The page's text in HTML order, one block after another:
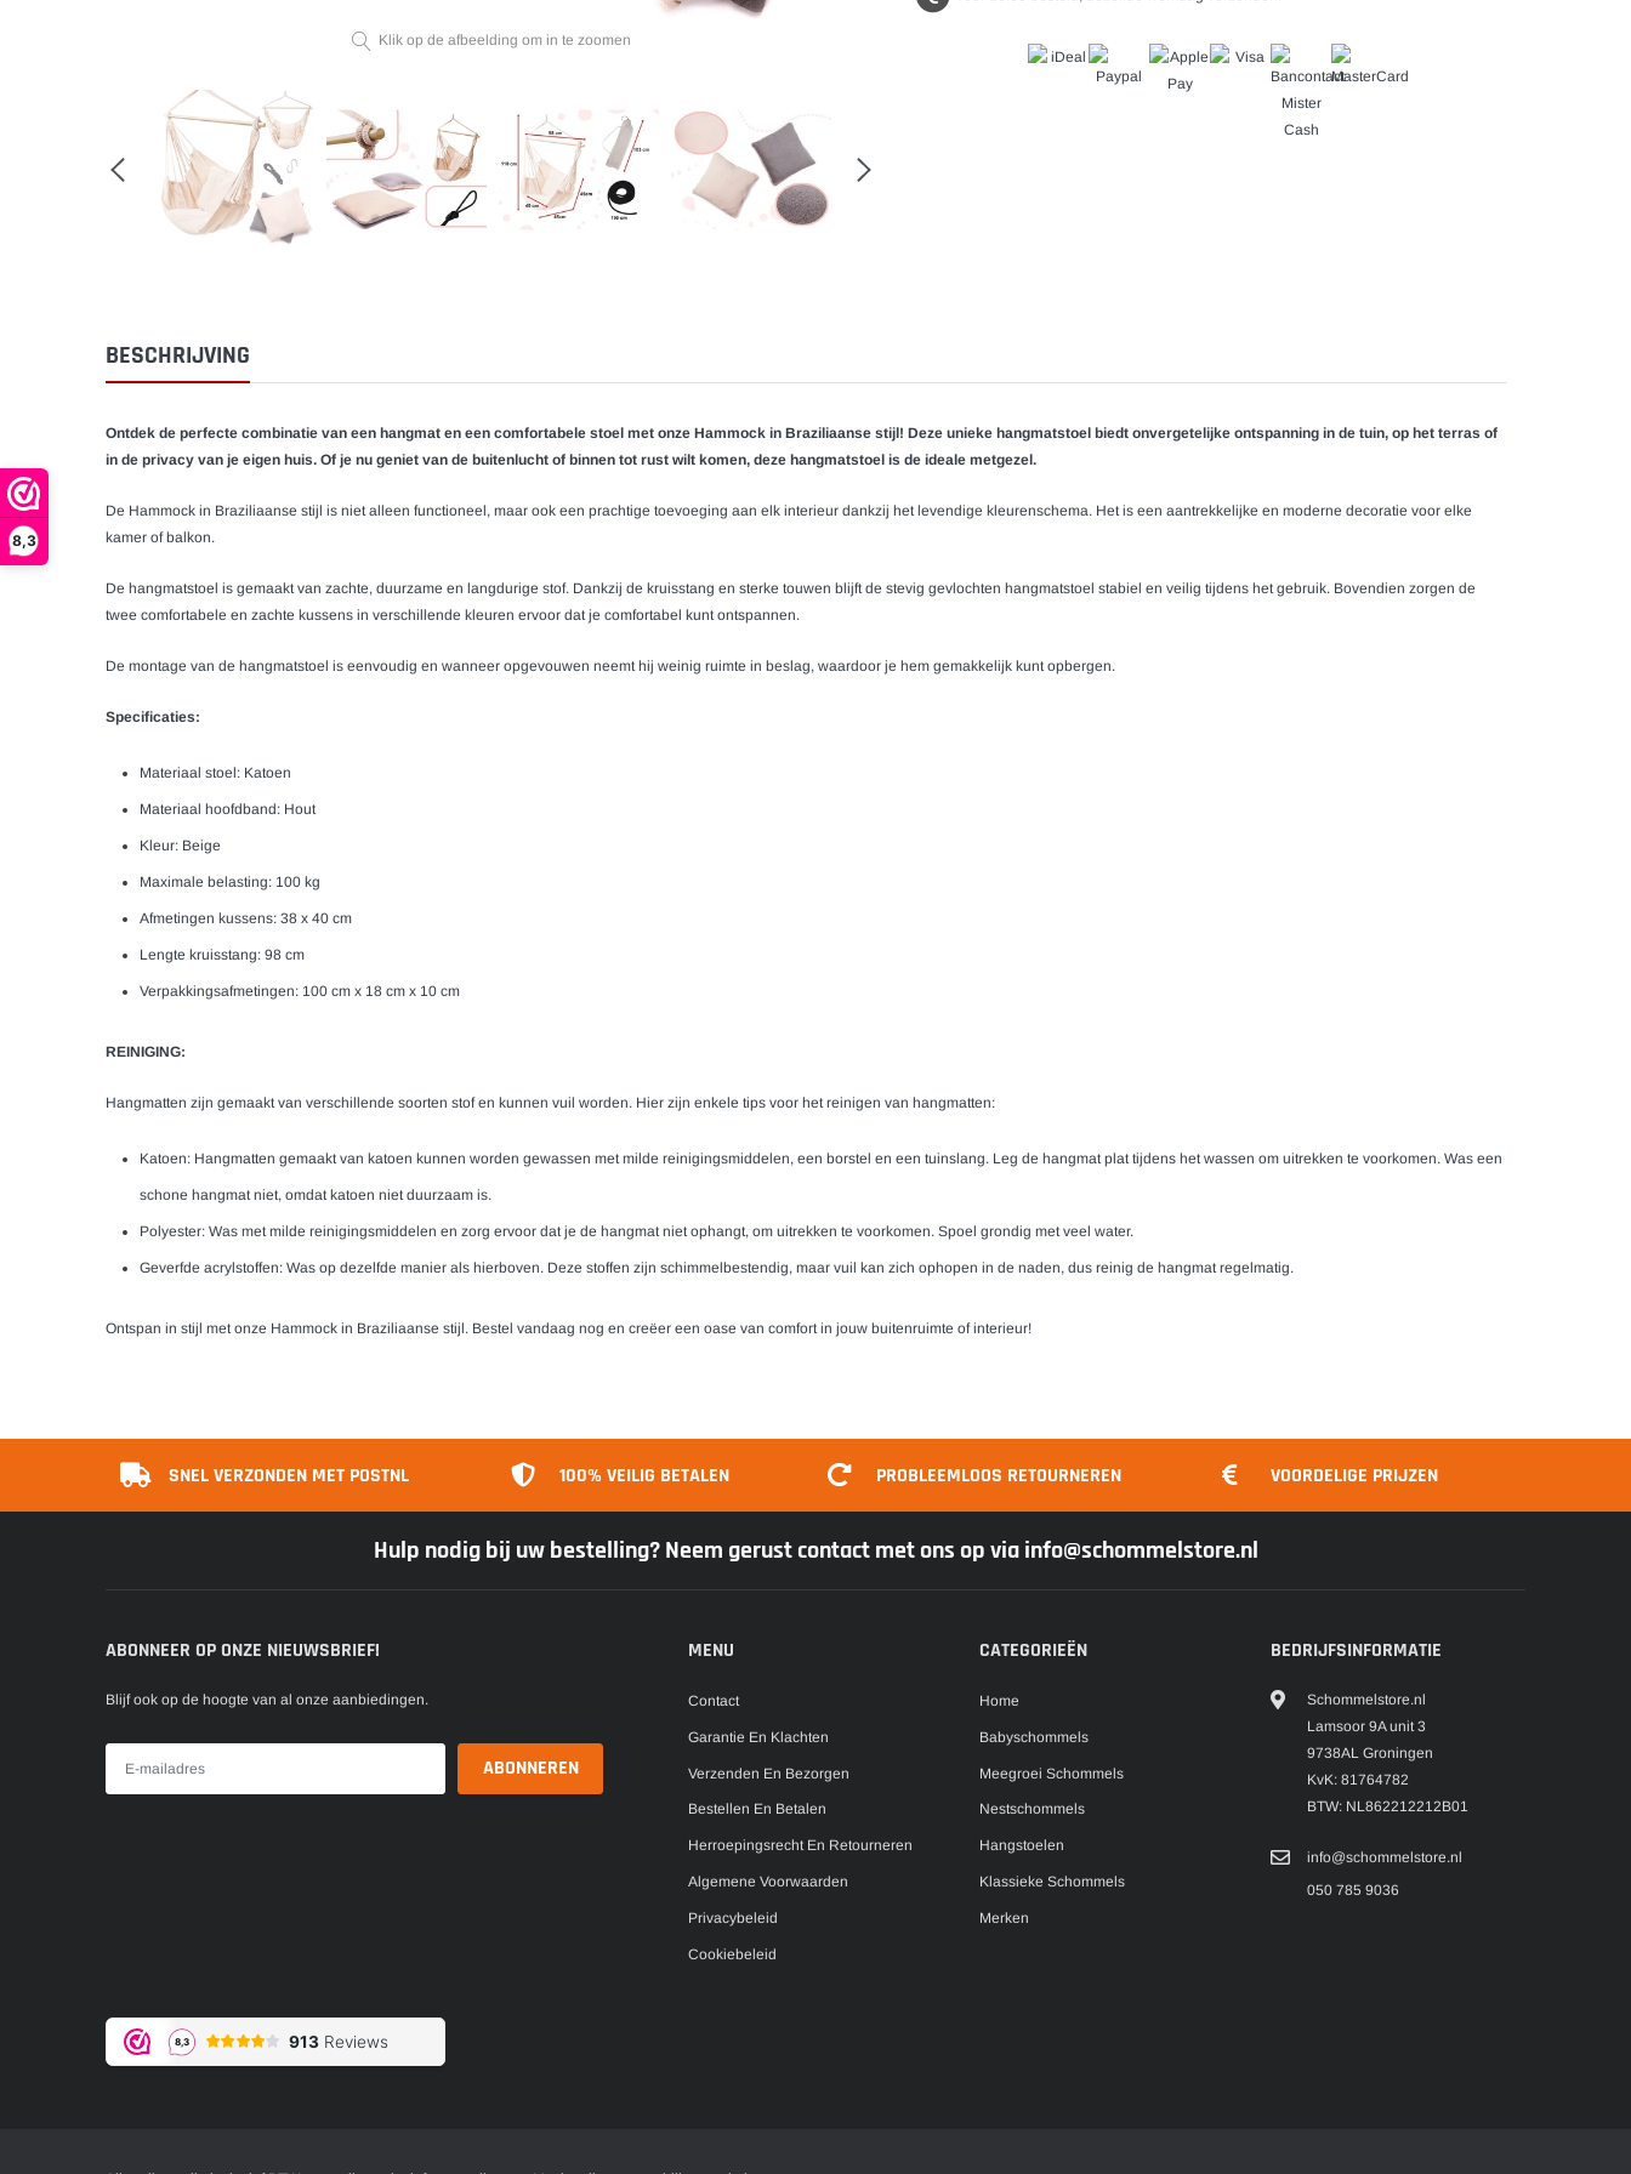
8,3
Klik op de afbeelding om in te zoomen
BESCHRIJVING
Ontdek de perfecte combinatie van een hangmat en een comfortabele stoel met onze Hammock in Braziliaanse stijl! Deze unieke hangmatstoel biedt onvergetelijke ontspanning in de tuin, op het terras of
in de privacy van je eigen huis. Of je nu geniet van de buitenlucht of binnen tot rust wilt komen, deze hangmatstoel is de ideale metgezel.
De Hammock in Braziliaanse stijl is niet alleen functioneel, maar ook een prachtige toevoeging aan elk interieur dankzij het levendige kleurenschema. Het is een aantrekkelijke en moderne decoratie voor elke
kamer of balkon.
De hangmatstoel is gemaakt van zachte, duurzame en langdurige stof. Dankzij de kruisstang en sterke touwen blijft de stevig gevlochten hangmatstoel stabiel en veilig tijdens het gebruik. Bovendien zorgen de
twee comfortabele en zachte kussens in verschillende kleuren ervoor dat je comfortabel kunt ontspannen.
De montage van de hangmatstoel is eenvoudig en wanneer opgevouwen neemt hij weinig ruimte in beslag, waardoor je hem gemakkelijk kunt opbergen.
Specificaties:
Materiaal stoel: Katoen
Materiaal hoofdband: Hout
Kleur: Beige
Maximale belasting: 100 kg
Afmetingen kussens: 38 x 40 cm
Lengte kruisstang: 98 cm
Verpakkingsafmetingen: 100 cm x 18 cm x 10 cm
REINIGING:
Hangmatten zijn gemaakt van verschillende soorten stof en kunnen vuil worden. Hier zijn enkele tips voor het reinigen van hangmatten:
Katoen: Hangmatten gemaakt van katoen kunnen worden gewassen met milde reinigingsmiddelen, een borstel en een tuinslang. Leg de hangmat plat tijdens het wassen om uitrekken te voorkomen. Was een
schone hangmat niet, omdat katoen niet duurzaam is.
Polyester: Was met milde reinigingsmiddelen en zorg ervoor dat je de hangmat niet ophangt, om uitrekken te voorkomen. Spoel grondig met veel water.
Geverfde acrylstoffen: Was op dezelfde manier als hierboven. Deze stoffen zijn schimmelbestendig, maar vuil kan zich ophopen in de naden, dus reinig de hangmat regelmatig.
Ontspan in stijl met onze Hammock in Braziliaanse stijl. Bestel vandaag nog en creëer een oase van comfort in jouw buitenruimte of interieur!
SNEL VERZONDEN MET POSTNL 100% VEILIG BETALEN PROBLEEMLOOS RETOURNEREN VOORDELIGE PRIJZEN
Hulp nodig bij uw bestelling? Neem gerust contact met ons op via info@schommelstore.nl
ABONNEER OP ONZE NIEUWSBRIEF!
Blijf ook op de hoogte van al onze aanbiedingen.
MENU
Contact
Garantie En Klachten
Verzenden En Bezorgen
Bestellen En Betalen
Herroepingsrecht En Retourneren
Algemene Voorwaarden
Privacybeleid
Cookiebeleid
CATEGORIEËN
Home
Babyschommels
Meegroei Schommels
Nestschommels
Hangstoelen
Klassieke Schommels
Merken
BEDRIJFSINFORMATIE
Schommelstore.nl
Lamsoor 9A unit 3
9738AL Groningen
KvK: 81764782
BTW: NL862212212B01
info@schommelstore.nl
050 785 9036